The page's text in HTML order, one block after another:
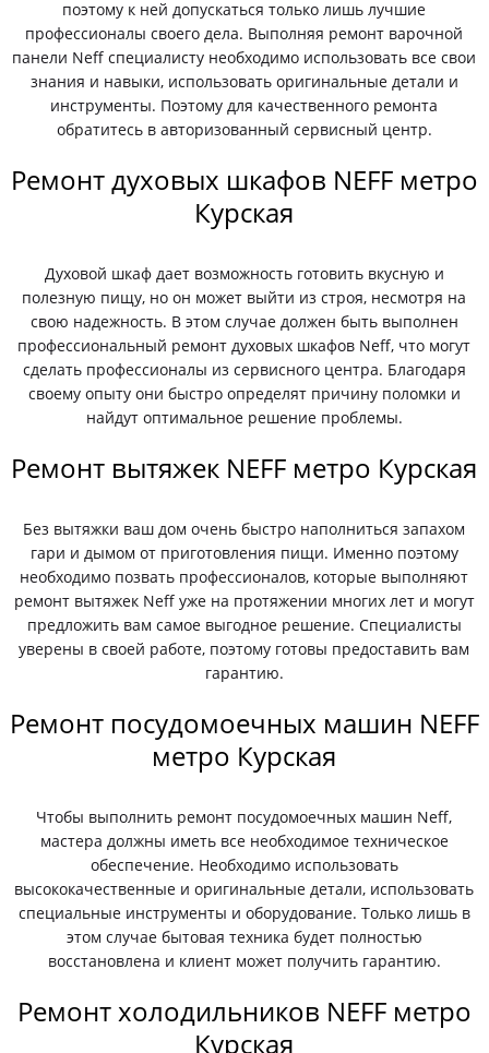
поэтому к ней допускаться только лишь лучшие
профессионалы своего дела. Выполняя ремонт варочной
панели Neff специалисту необходимо использовать все свои
знания и навыки, использовать оригинальные детали и
инструменты. Поэтому для качественного ремонта
обратитесь в авторизованный сервисный центр.
Ремонт духовых шкафов NEFF метро
Курская
Духовой шкаф дает возможность готовить вкусную и
полезную пищу, но он может выйти из строя, несмотря на
свою надежность. В этом случае должен быть выполнен
профессиональный ремонт духовых шкафов Neff, что могут
сделать профессионалы из сервисного центра. Благодаря
своему опыту они быстро определят причину поломки и
найдут оптимальное решение проблемы.
Ремонт вытяжек NEFF метро Курская
Без вытяжки ваш дом очень быстро наполниться запахом
гари и дымом от приготовления пищи. Именно поэтому
необходимо позвать профессионалов, которые выполняют
ремонт вытяжек Neff уже на протяжении многих лет и могут
предложить вам самое выгодное решение. Специалисты
уверены в своей работе, поэтому готовы предоставить вам
гарантию.
Ремонт посудомоечных машин NEFF
метро Курская
Чтобы выполнить ремонт посудомоечных машин Neff,
мастера должны иметь все необходимое техническое
обеспечение. Необходимо использовать
высококачественные и оригинальные детали, использовать
специальные инструменты и оборудование. Только лишь в
этом случае бытовая техника будет полностью
восстановлена и клиент может получить гарантию.
Ремонт холодильников NEFF метро
Курская